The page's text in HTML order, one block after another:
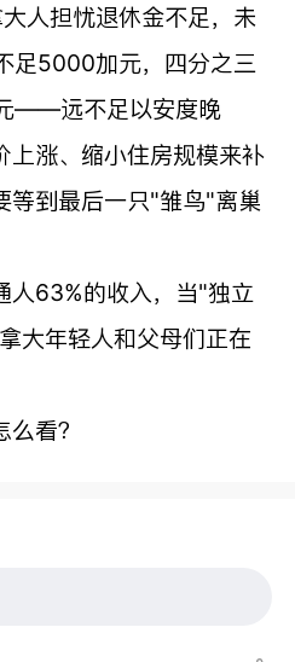
人担忧退休金不足，未
足5000加元，四分之三
——远不足以安度晚
上涨、缩小住房规模来补
等到最后一只"雏鸟"离巢
人63%的收入，当"独立
大年轻人和父母们正在
看？